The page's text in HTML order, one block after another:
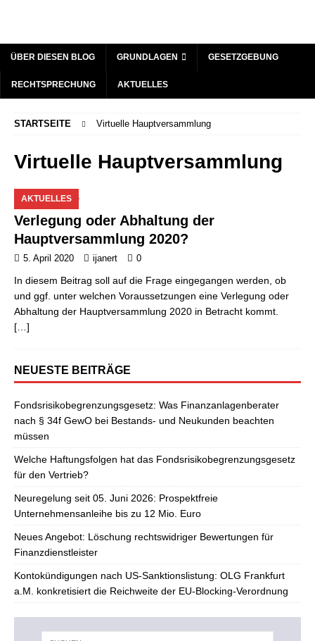
ÜBER DIESEN BLOG GRUNDLAGEN GESETZGEBUNG
RECHTSPRECHUNG AKTUELLES
STARTSEITE Virtuelle Hauptversammlung
Virtuelle Hauptversammlung
AKTUELLES
Verlegung oder Abhaltung der
Hauptversammlung 2020?
5. April 2020 ijanert 0
In diesem Beitrag soll auf die Frage eingegangen werden, ob
und ggf. unter welchen Voraussetzungen eine Verlegung oder
Abhaltung der Hauptversammlung 2020 in Betracht kommt.
[…]
NEUESTE BEITRÄGE
Fondsrisikobegrenzungsgesetz: Was Finanzanlagenberater
nach § 34f GewO bei Bestands- und Neukunden beachten
müssen
Welche Haftungsfolgen hat das Fondsrisikobegrenzungsgesetz
für den Vertrieb?
Neuregelung seit 05. Juni 2026: Prospektfreie
Unternehmensanleihe bis zu 12 Mio. Euro
Neues Angebot: Löschung rechtswidriger Bewertungen für
Finanzdienstleister
Kontokündigungen nach US-Sanktionslistung: OLG Frankfurt
a.M. konkretisiert die Reichweite der EU-Blocking-Verordnung